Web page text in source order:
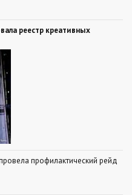
реестр креативных
профилактический рейд